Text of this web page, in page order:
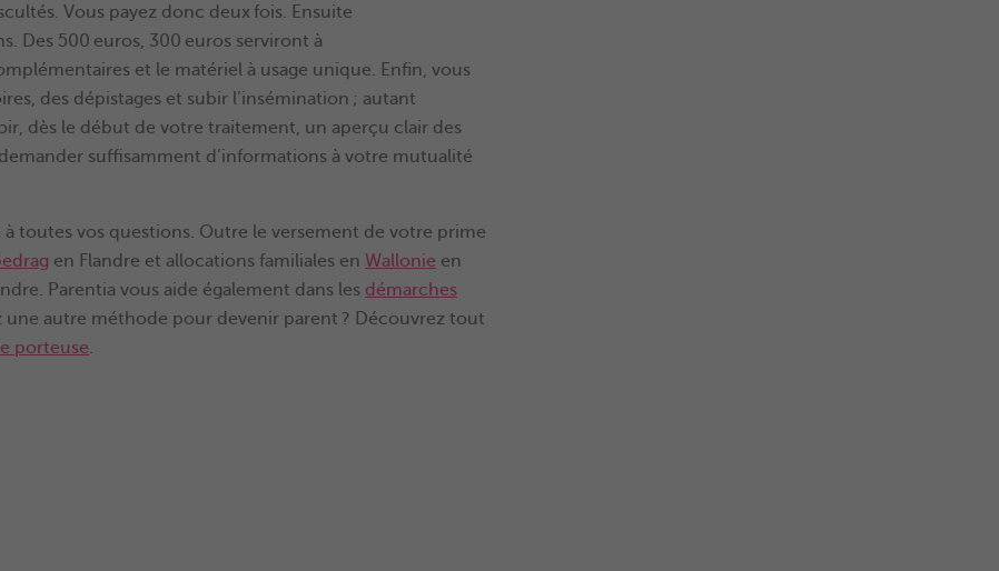
Vous payez donc deux fois. Ensuite
Des 500 euros, 300 euros serviront à
et le matériel à usage unique. Enfin, vous
des dépistages et subir l’insémination ; autant
dès le début de votre traitement, un aperçu clair des
suffisamment d’informations à votre mutualité
toutes vos questions. Outre le versement de votre prime
en Flandre et allocations familiales en Wallonie en
Parentia vous aide également dans les démarches
une autre méthode pour devenir parent ? Découvrez tout
porteuse.